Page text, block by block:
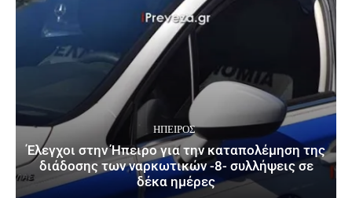
ΉΠΕΙΡΟΣ
Έλεγχοι στην Ήπειρο για την καταπολέμηση της
διάδοσης των ναρκωτικών -8- συλλήψεις σε
δέκα ημέρες